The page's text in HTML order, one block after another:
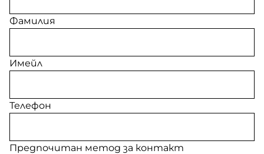
Фамилия
Имейл
Телефон
Предпочитан метод за контакт